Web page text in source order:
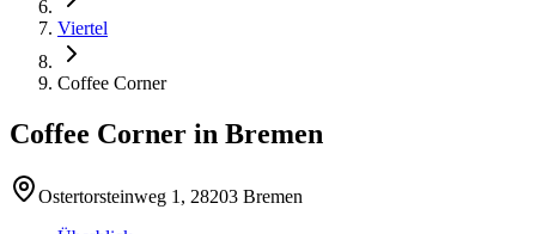
Viertel
Coffee Corner
Coffee Corner in Bremen
Ostertorsteinweg 1, 28203 Bremen